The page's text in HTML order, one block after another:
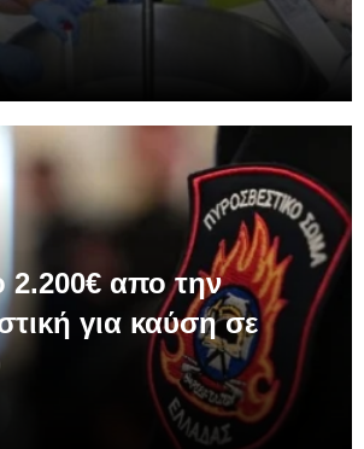
2.200€ απο την
για καύση σε